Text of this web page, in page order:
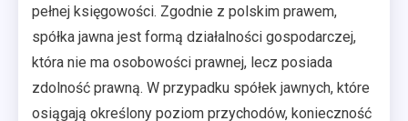
pełnej księgowości. Zgodnie z polskim prawem,
spółka jawna jest formą działalności gospodarczej,
która nie ma osobowości prawnej, lecz posiada
zdolność prawną. W przypadku spółek jawnych, które
osiągają określony poziom przychodów, konieczność